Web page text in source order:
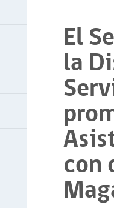
El
la
con